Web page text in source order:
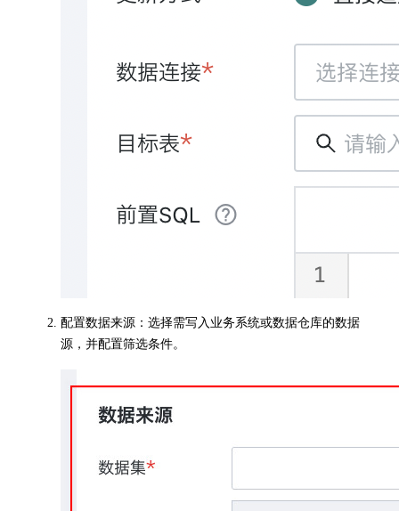
配置数据来源：选择需写入业务系统或数据仓库的数据
源，并配置筛选条件。